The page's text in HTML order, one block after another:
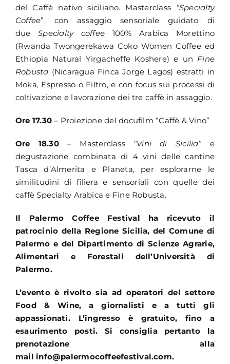
del Caffè nativo siciliano. Masterclass “Specialty
Coffee”, con assaggio sensoriale guidato di
dueSpecialty coffee 100% Arabica Morettino
(Rwanda Twongerekawa Coko Women Coffee ed
Ethiopia Natural Yirgacheffe Koshere) e un Fine
Robusta (Nicaragua Finca Jorge Lagos) estratti in
Moka, Espresso o Filtro, e con focus sui processi di
coltivazione e lavorazione dei tre caffè in assaggio.
Ore 17.30– Proiezione del docufilm “Caffè & Vino”
Ore 18.30– Masterclass “Vini di Sicilia” e
degustazione combinata di 4 vini delle cantine
Tasca d’Almerita e Planeta, per esplorarne le
similitudini di filiera e sensoriali con quelle dei
caffè Specialty Arabica e Fine Robusta.
Il Palermo Coffee Festival ha ricevuto il
patrocinio della Regione Sicilia, del Comune di
Palermo e del Dipartimento di Scienze Agrarie,
Alimentari e Forestali dell’Università di
Palermo.
L’evento è rivolto sia ad operatori del settore
Food & Wine, a giornalisti e a tutti gli
appassionati. L’ingresso è gratuito, fino a
esaurimento posti. Si consiglia pertanto la
prenotazione alla
mailinfo@palermocoffeefestival.com.